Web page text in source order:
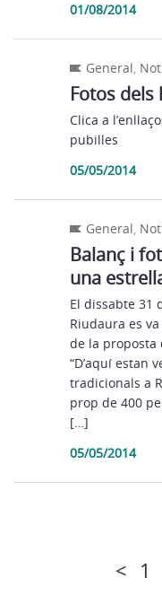
01/08/2014
General,
Fotos dels
Clica a
pubilles
05/05/2014
General,
Balanç i
una
El dissabte 31
Riudaura es
de la
“D’aquí estan
tradicionals a
prop de 400
[…]
05/05/2014
< 1